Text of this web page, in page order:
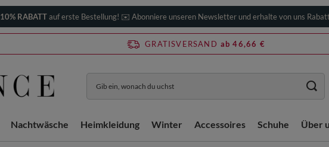
10% RABATTauf erste Bestellung! ✉️ Abonniere unseren Newsletter und erhalte von uns
GRATISVERSAND ab 46,66 €
Nachtwäsche Heimkleidung Winter Accessoires Schuhe Über